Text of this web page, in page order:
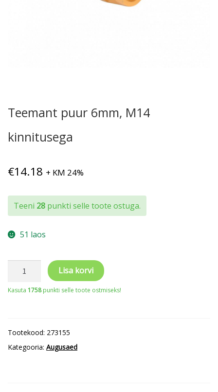
Teemant puur 6mm, M14
kinnitusega
€14.18 + KM 24%
Teeni 28 punkti selle toote ostuga.
51 laos
Teemant
Lisa korvi
Kasuta 1758punkti selle toote ostmiseks!
Tootekood: 273155
Kategooria: Augusaed